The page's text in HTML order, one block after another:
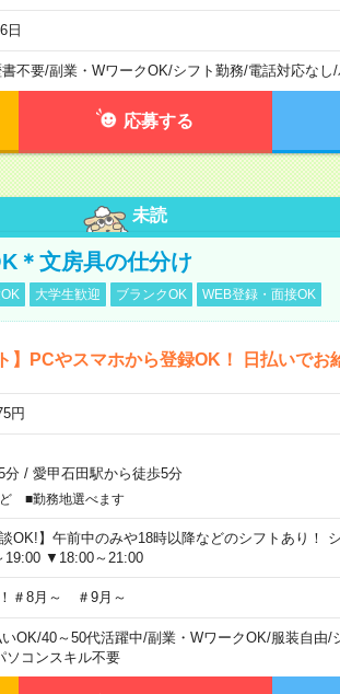
日
不要/副業・WワークOK/シフト勤務/電話対応なし/
応募する
未読
＊文房具の仕分け
大学生歓迎 ブランクOK WEB登録・面接OK
】PCやスマホから登録OK！ 日払いでお
円
分/ 愛甲石田駅から徒歩5分
■勤務地選べます
談OK!】午前中のみや18時以降などのシフトあり
▼18:00～21:00
＃8月～ ＃9月～
OK/40～50代活躍中/副業・WワークOK/服装自由/
ソコンスキル不要